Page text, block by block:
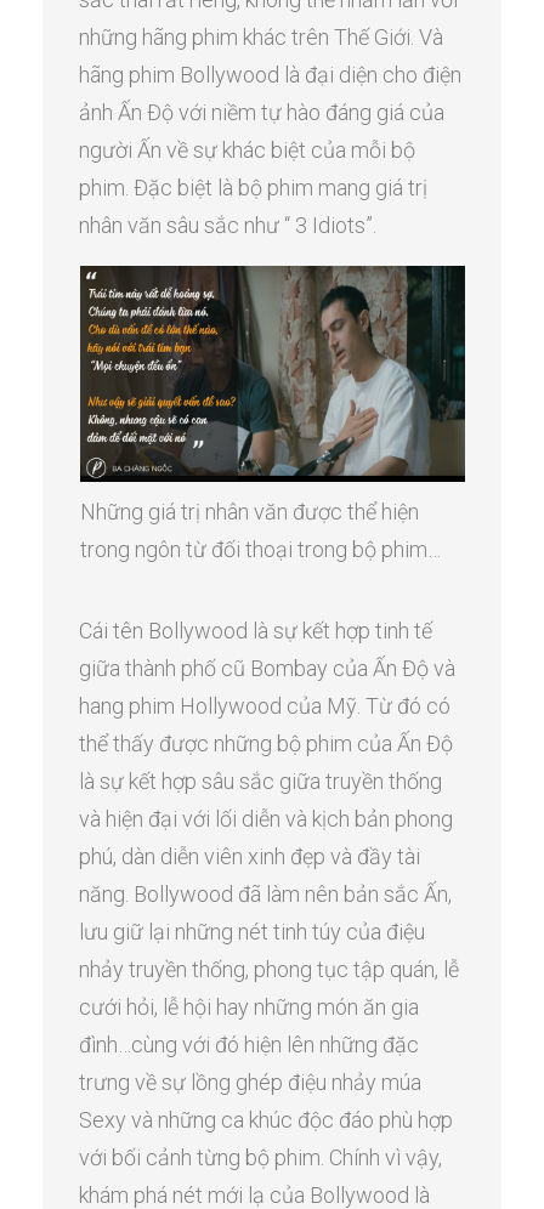
những hãng phim khác trên Thế Giới. Và
hãng phim Bollywood là đại diện cho điện
ảnh Ấn Độ với niềm tự hào đáng giá của
người Ấn về sự khác biệt của mỗi bộ
phim. Đặc biệt là bộ phim mang giá trị
nhân văn sâu sắc như “ 3 Idiots”.
Những giá trị nhân văn được thể hiện
trong ngôn từ đối thoại trong bộ phim…
Cái tên Bollywood là sự kết hợp tinh tế
giữa thành phố cũ Bombay của Ấn Độ và
hang phim Hollywood của Mỹ. Từ đó có
thể thấy được những bộ phim của Ấn Độ
là sự kết hợp sâu sắc giữa truyền thống
và hiện đại với lối diễn và kịch bản phong
phú, dàn diễn viên xinh đẹp và đầy tài
năng. Bollywood đã làm nên bản sắc Ấn,
lưu giữ lại những nét tinh túy của điệu
nhảy truyền thống, phong tục tập quán, lễ
cưới hỏi, lễ hội hay những món ăn gia
đình…cùng với đó hiện lên những đặc
trưng về sự lồng ghép điệu nhảy múa
Sexy và những ca khúc độc đáo phù hợp
với bối cảnh từng bộ phim. Chính vì vậy,
khám phá nét mới lạ của Bollywood là